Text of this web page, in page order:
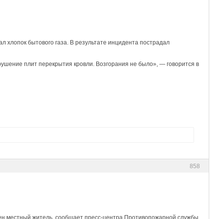
бытового газа. В результате инцидента пострадал
плит перекрытия кровли. Возгорания не было», — говорится в
858
местный житель, сообщает пресс-центра Противопожарной службы